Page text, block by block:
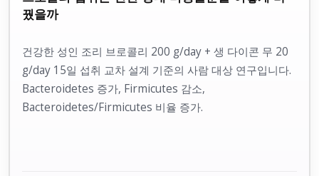
꿨을까
건강한 성인 조리 브로콜리 200 g/day + 생 다이콘 무 20
g/day 15일 섭취 교차 설계 기준의 사람 대상 연구입니다.
Bacteroidetes 증가, Firmicutes 감소,
Bacteroidetes/Firmicutes 비율 증가.